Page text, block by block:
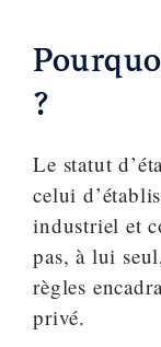
?
Le statut
celui
industriel et
pas, à lui
règles
privé.